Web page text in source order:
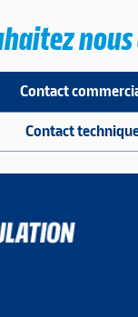
Contact
Contact